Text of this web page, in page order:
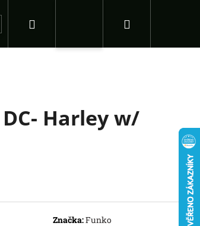
figurky Dárkové inspirace
Přihlášení
Harley w/
Značka:Funko